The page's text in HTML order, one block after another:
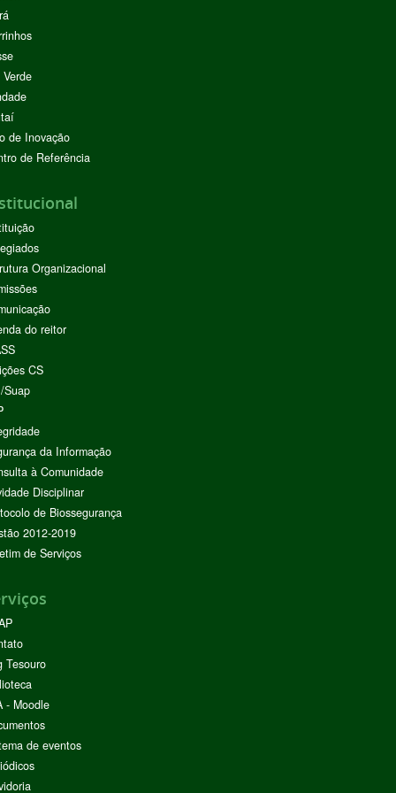
de Inovação
de Referência
Organizacional
do reitor
CS
Suap
da Informação
à Comunidade
Disciplinar
de Biossegurança
2012-2019
de Serviços
Tesouro
- Moodle
de eventos